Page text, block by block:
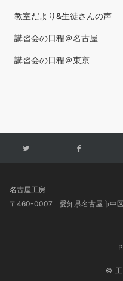
教室だより&生徒さんの声
講習会の日程＠名古屋
講習会の日程＠東京
名古屋工房
〒460-0007 愛知県名古屋市中
© 工